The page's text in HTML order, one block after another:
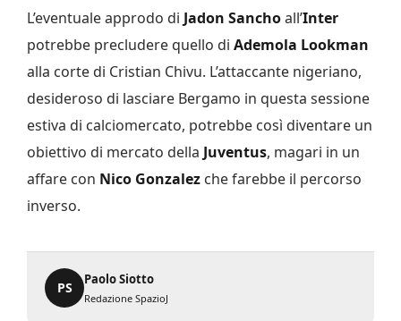
L’eventuale approdo di Jadon Sanchoall’Inter
potrebbe precludere quello di Ademola Lookman
alla corte di Cristian Chivu. L’attaccante nigeriano,
desideroso di lasciare Bergamo in questa sessione
estiva di calciomercato, potrebbe così diventare un
obiettivo di mercato della Juventus, magari in un
affare con Nico Gonzalez che farebbe il percorso
inverso.
PS
Paolo Siotto
Redazione SpazioJ